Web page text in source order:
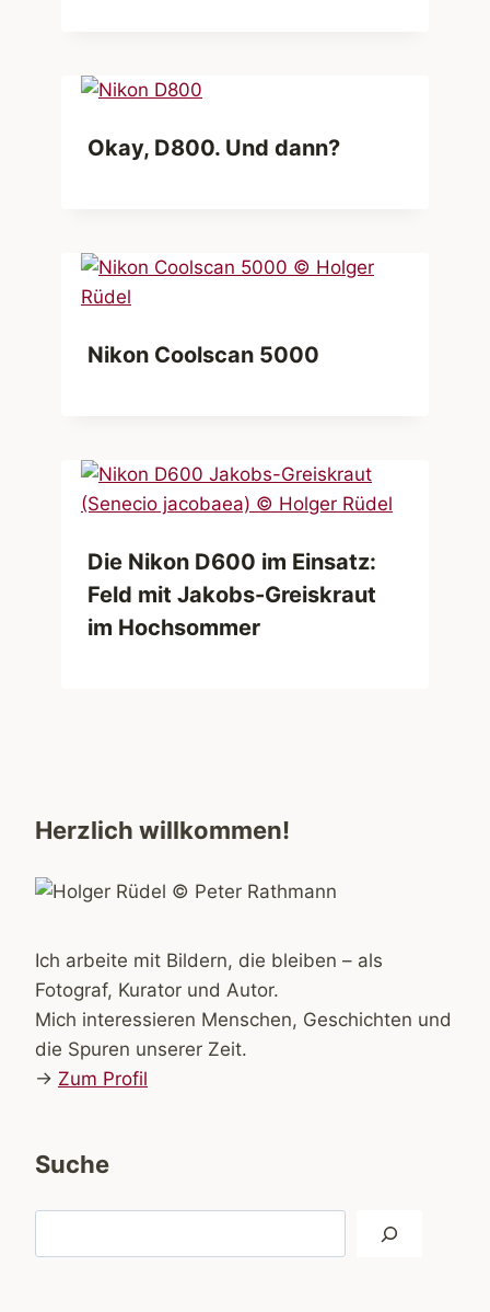
Okay, D800. Und dann?
Nikon Coolscan 5000
Die Nikon D600 im Einsatz:
Feld mit Jakobs-Greiskraut
im Hochsommer
Herzlich willkommen!
Ich arbeite mit Bildern, die bleiben – als
Fotograf, Kurator und Autor.
Mich interessieren Menschen, Geschichten und
die Spuren unserer Zeit.
→ Zum Profil
Suche